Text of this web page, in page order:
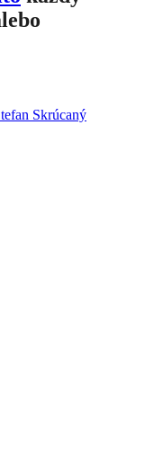
Skrúcaný